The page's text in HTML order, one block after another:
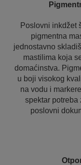
Poslovni inkdžet
pigmentna
jednostavno
mastilima koja
domaćinstva.
u boji visokog
na vodu i
spektar potreba
poslovni